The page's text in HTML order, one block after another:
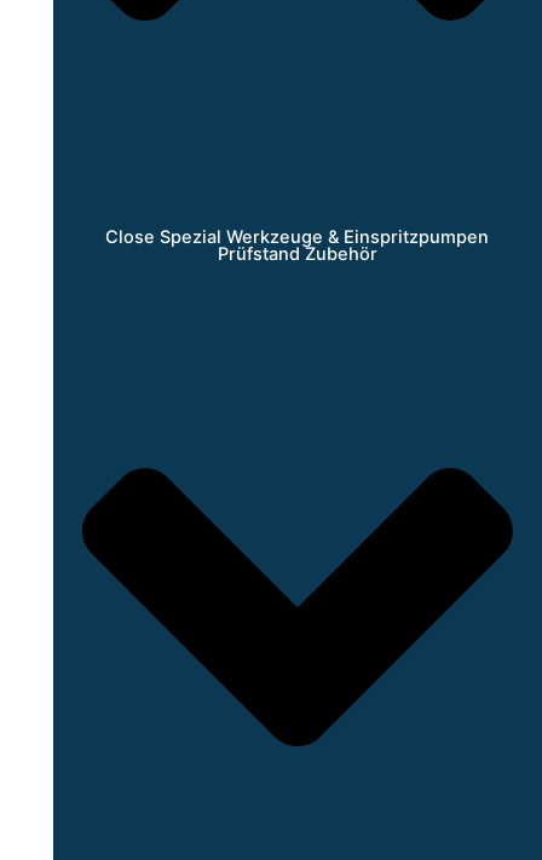
Close Spezial Werkzeuge & Einspritzpumpen
Prüfstand Zubehör